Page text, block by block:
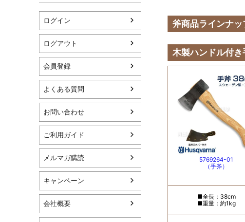
ログイン
ログアウト
会員登録
よくある質問
お問い合わせ
ご利用ガイド
メルマガ購読
キャンペーン
会社概要